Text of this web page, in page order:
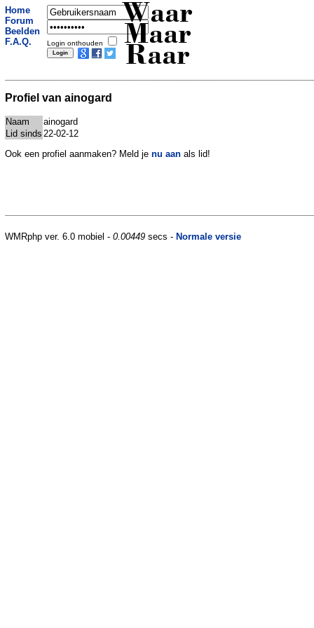
Home
Forum
Beelden
F.A.Q.
Login onthouden
Waar
Maar
Raar
Profiel van ainogard
Naam
ainogard
Lid sinds 22-02-12
Ook een profiel aanmaken? Meld je nu aan als lid!
WMRphp ver. 6.0 mobiel - 0.00449 secs - Normale versie